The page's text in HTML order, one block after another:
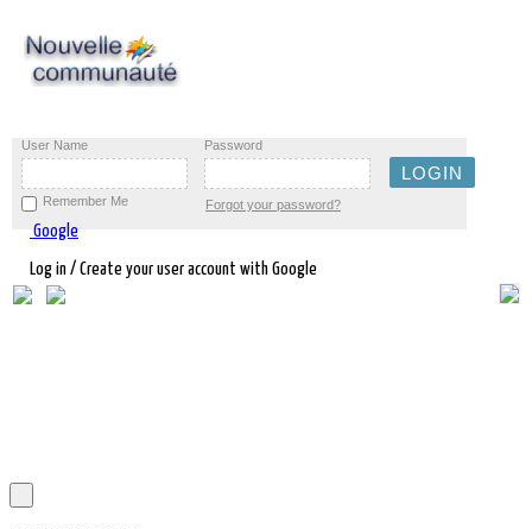
User Name Password
Remember Me Forgot your password?
Google
Log in / Create your user account with Google